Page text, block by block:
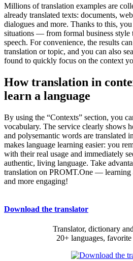
Millions of translation examples are
already translated texts: documents,
dialogues and more. Thanks to this,
situations — from formal business style
speech. For convenience, the results
translation or topic, and you can also
found to quickly focus on the context
How translation in
learn a language
By using the “Contexts” section, you
vocabulary. The service clearly shows
and polysemantic words are translated
makes language learning easier: you
with their real usage and immediately
authentic, living language. Take
translation on PROMT.One — learning
and more engaging!
Download the translator
Translator, dictionary
20+ languages,